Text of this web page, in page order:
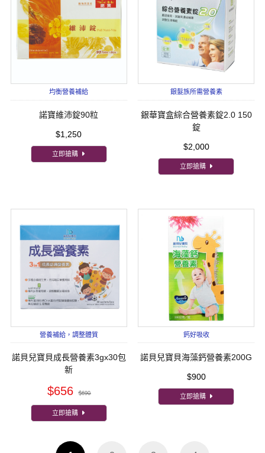
均衡營養補給
諾寶維沛錠90粒
$1,250
立即搶購
銀髮族所需營養素
銀華寶盒綜合營養素錠2.0 150
錠
$2,000
立即搶購
營養補給，調整體質
諾貝兒寶貝成長營養素3gx30包
新
$656 $690
立即搶購
鈣好吸收
諾貝兒寶貝海藻鈣營養素200G
$900
立即搶購